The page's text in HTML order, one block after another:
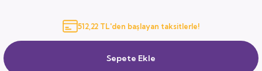
512,22 TL'den başlayan taksitlerle!
Sepete Ekle